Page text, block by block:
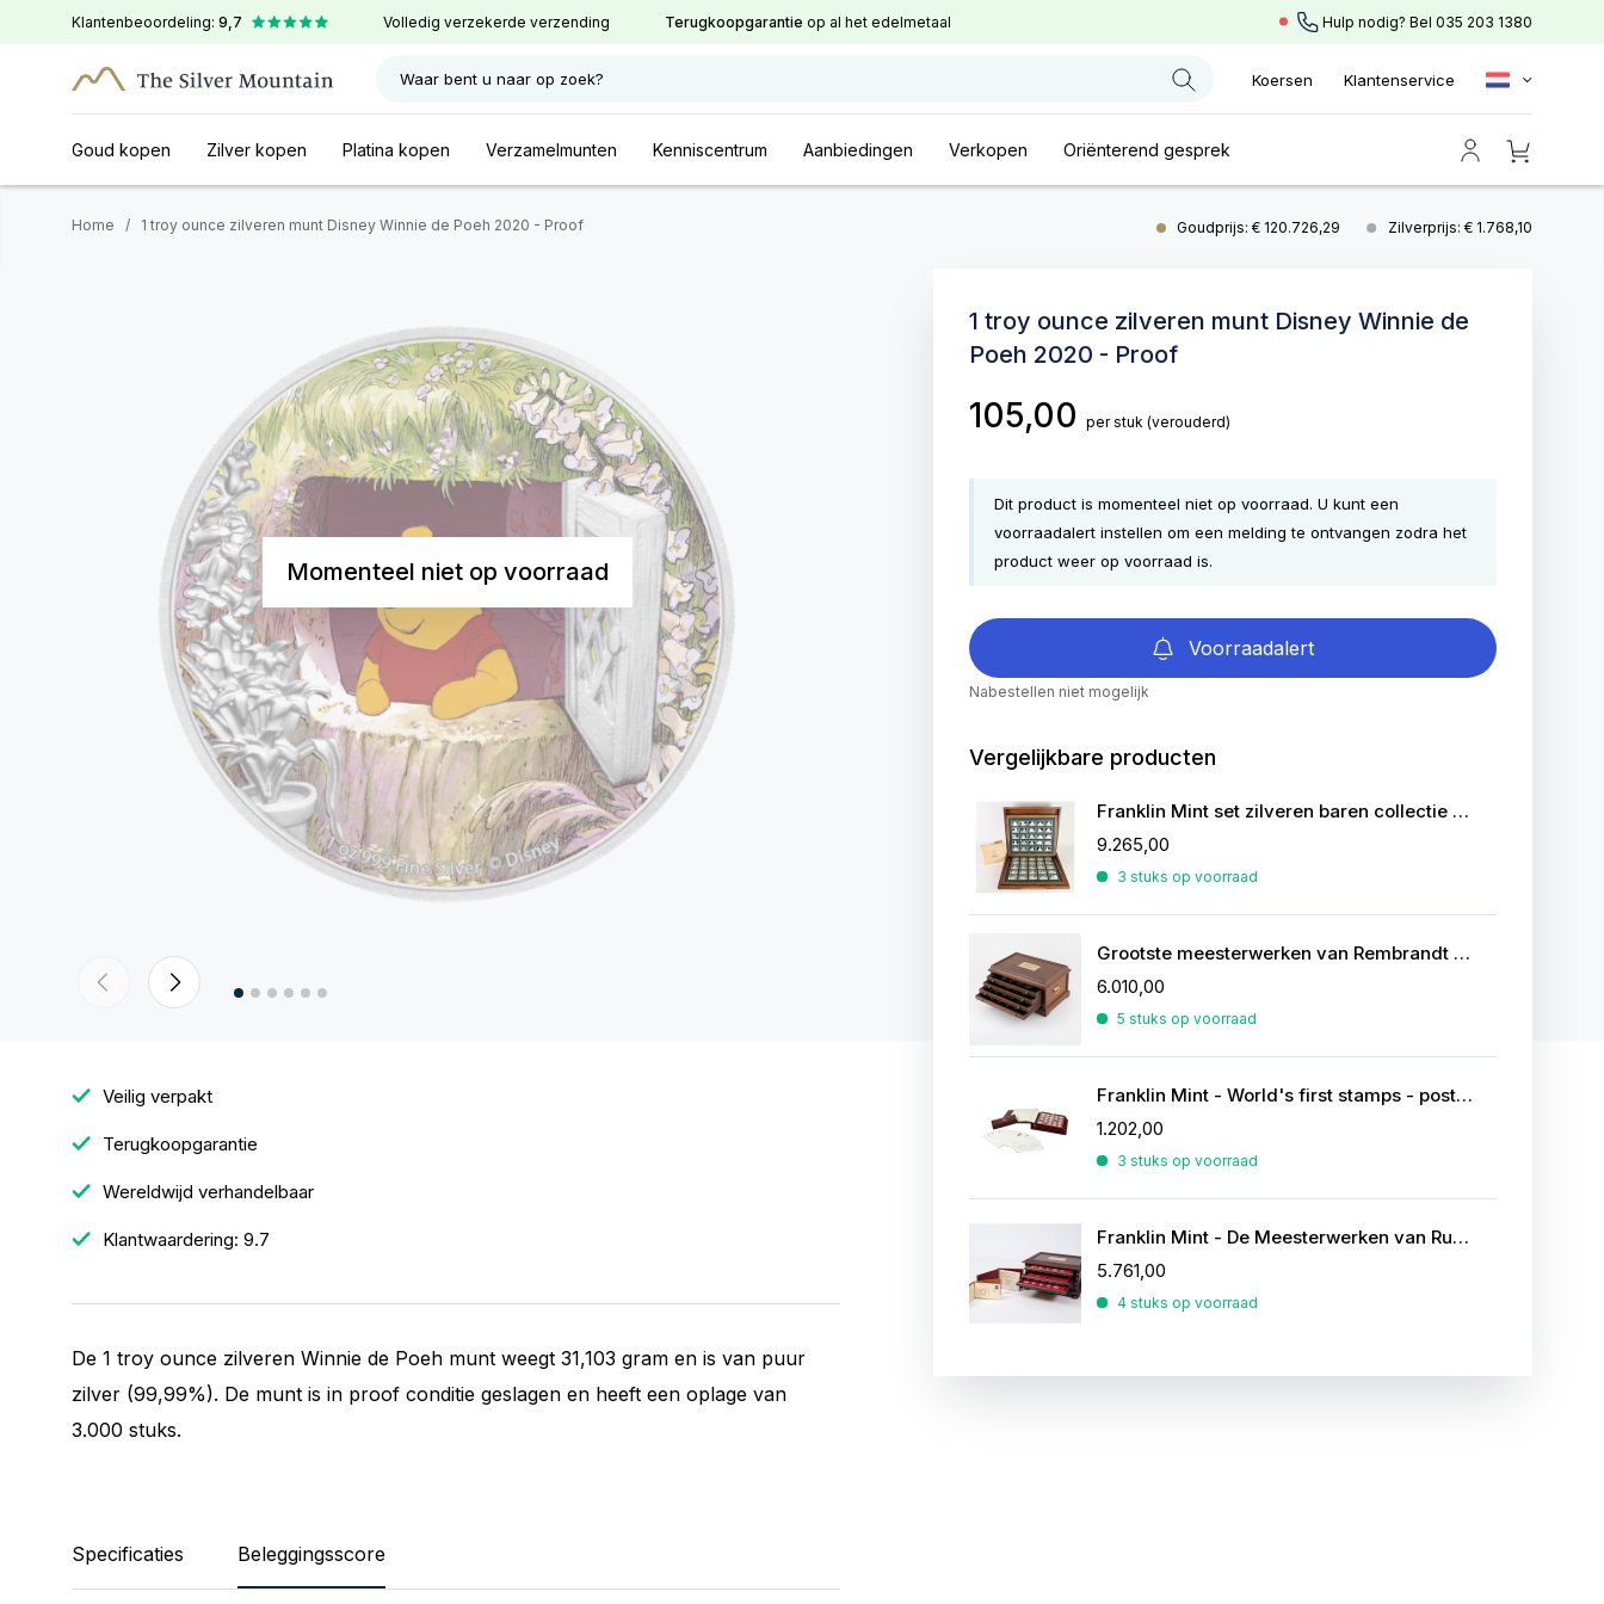
Klantenbeoordeling: 9,7 Volledig verzekerde verzending Terugkoopgarantie op al het edelmetaal Hulp nodig? Bel 035 203 1380
Waar bent u naar op zoek? Koersen Klantenservice
Goud kopen Zilver kopen Platina kopen Verzamelmunten Kenniscentrum Aanbiedingen Verkopen Oriënterend gesprek
Home / 1 troy ounce zilveren munt Disney Winnie de Poeh 2020 - Proof Goudprijs: € 120.726,29 Zilverprijs: € 1.768,10
1 troy ounce zilveren munt Disney Winnie de
Poeh 2020 - Proof
105,00 per stuk (verouderd)
Dit product is momenteel niet op voorraad. U kunt een
voorraadalert instellen om een melding te ontvangen zodra het
product weer op voorraad is.
Voorraadalert
Nabestellen niet mogelijk
Vergelijkbare producten
Franklin Mint set zilveren baren collectie van de mooiste zeilschepen
9.265,00
3 stuks op voorraad
Grootste meesterwerken van Rembrandt in zilver
6.010,00
5 stuks op voorraad
Franklin Mint - World's first stamps - postzegels in sterling zilver
1.202,00
3 stuks op voorraad
Franklin Mint - De Meesterwerken van Rubens
5.761,00
4 stuks op voorraad
Momenteel niet op voorraad
Veilig verpakt
Terugkoopgarantie
Wereldwijd verhandelbaar
Klantwaardering: 9.7
De 1 troy ounce zilveren Winnie de Poeh munt weegt 31,103 gram en is van puur
zilver (99,99%). De munt is in proof conditie geslagen en heeft een oplage van
3.000 stuks.
Specificaties Beleggingsscore